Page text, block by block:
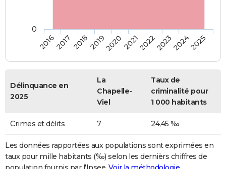
20162017 20182019202020212022202320242025
0
Délinquance en
2025
La
Chapelle-
Viel
Taux de
criminalité pour
1 000 habitants
Crimes et délits 7 24,45 ‰
Les données rapportées aux populations sont exprimées en
taux pour mille habitants (‰) selon les dernièrs chiffres de